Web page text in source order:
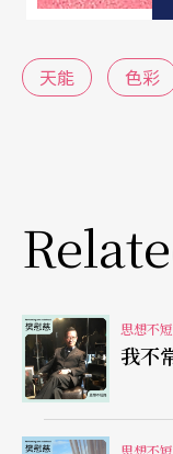
orpheus，被問
裡。
青年反抗軍一段
代了藍色：
Red, the blood
天能 色彩
思想不
我不
思想不